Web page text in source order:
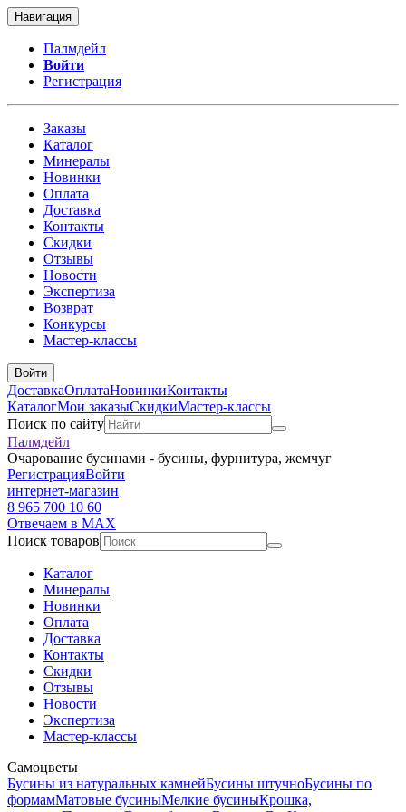
Навигация
Палмдейл
Войти
Регистрация
Заказы
Каталог
Минералы
Новинки
Оплата
Доставка
Контакты
Скидки
Отзывы
Новости
Экспертиза
Возврат
Конкурсы
Мастер-классы
Войти
ДоставкаОплатаНовинкиКонтакты
КаталогМои заказыСкидкиМастер-классы
Поиск по сайту
Палмдейл
Очарование бусинами - бусины, фурнитура, жемчуг
РегистрацияВойти
интернет-магазин
8 965 700 10 60
Отвечаем в MAX
Поиск товаров
Каталог
Минералы
Новинки
Оплата
Доставка
Контакты
Скидки
Отзывы
Новости
Экспертиза
Мастер-классы
Самоцветы
Бусины из натуральных камнейБусины штучноБусины по
формамМатовые бусиныМелкие бусиныКрошка,